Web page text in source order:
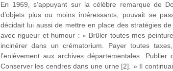
En 1969, s’appuyant sur la célèbre remarque de
d’objets plus ou moins intéressants, pouvait se
décidait lui aussi de mettre en place des stratégies
avec rigueur et humour : « Brûler toutes mes
incinérer dans un crématorium. Payer toutes
l’enlèvement aux archives départementales.
Conserver les cendres dans une urne [2]. » Il